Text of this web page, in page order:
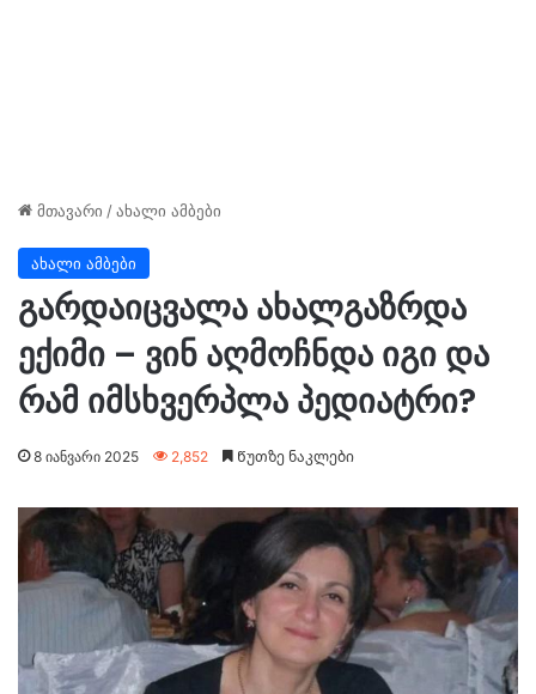
მთავარი /ახალი ამბები
ახალი ამბები
გარდაიცვალა ახალგაზრდა
ექიმი – ვინ აღმოჩნდა იგი და
რამ იმსხვერპლა პედიატრი?
8 იანვარი 2025 2,852 Წუთზე ნაკლები